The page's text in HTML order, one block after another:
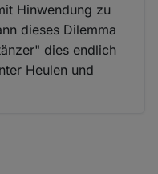
Hinwendung zu
dieses Dilemma
dies endlich
Heulen und